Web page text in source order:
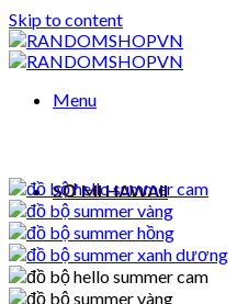
Skip to content
Menu
SƠ MI HAWAII